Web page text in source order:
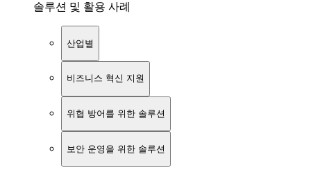
솔루션 및 활용 사례
산업별
비즈니스 혁신 지원
위협 방어를 위한 솔루션
보안 운영을 위한 솔루션